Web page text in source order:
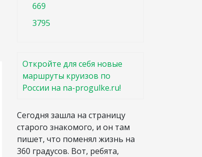
669
3795
Откройте для себя новые
маршруты круизов по
России на na-progulke.ru!
Сегодня зашла на страницу
старого знакомого, и он там
пишет, что поменял жизнь на
360 градусов. Вот, ребята,